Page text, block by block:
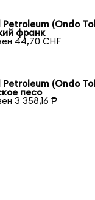
(Ondo
франк
44,70 CHF
(Ondo
песо
3 358,16 ₱